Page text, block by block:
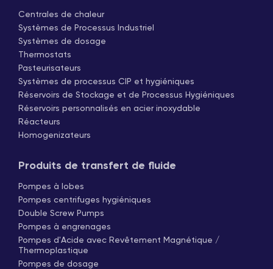
Centrales de chaleur
Systèmes de Processus Industriel
Systèmes de dosage
Thermostats
Pasteurisateurs
Systèmes de processus CIP et hygiéniques
Réservoirs de Stockage et de Processus Hygiéniques
Réservoirs personnalisés en acier inoxydable
Réacteurs
Homogenizateurs
Produits de transfert de fluide
Pompes à lobes
Pompes centrifuges hygiéniques
Double Screw Pumps
Pompes à engrenages
Pompes d'Acide avec Revêtement Magnétique /
Thermoplastique
Pompes de dosage